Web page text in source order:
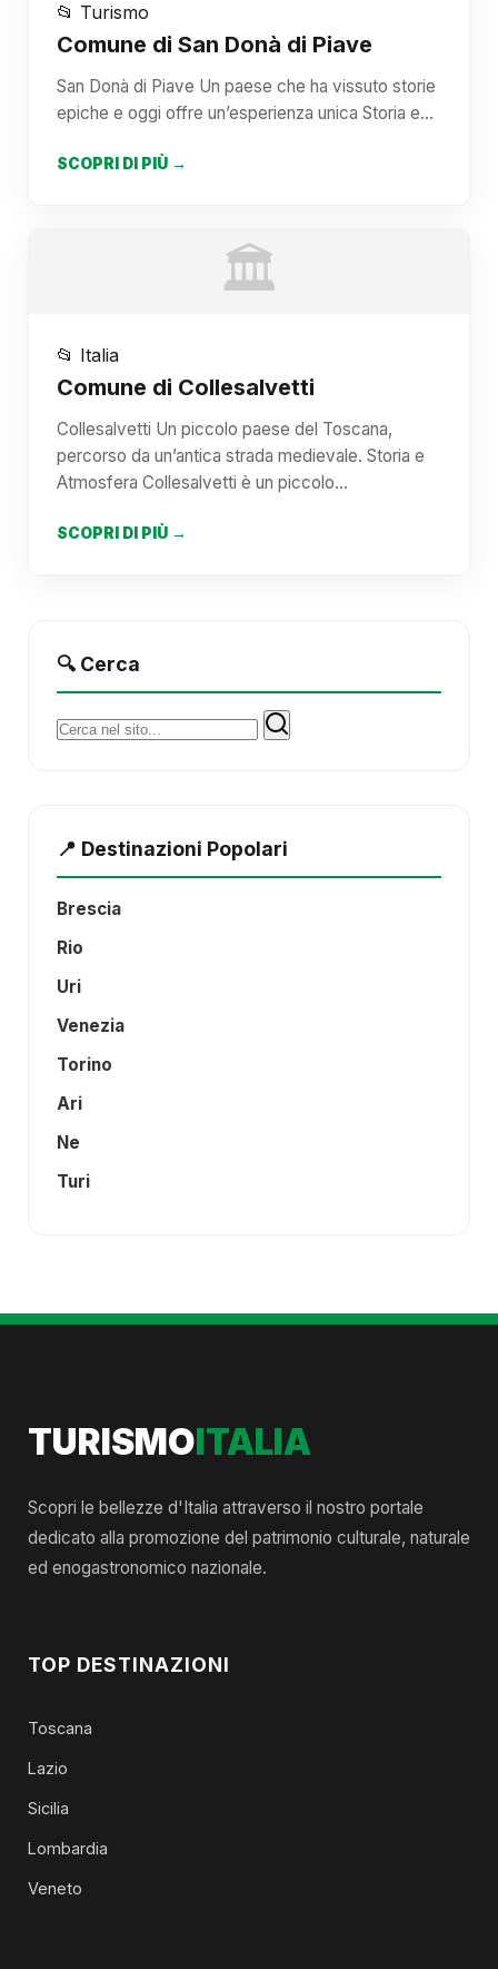
📂 Turismo
Comune di San Donà di Piave
San Donà di Piave Un paese che ha vissuto storie
epiche e oggi offre un’esperienza unica Storia e…
SCOPRI DI PIÙ →
🏛️
📂 Italia
Comune di Collesalvetti
Collesalvetti Un piccolo paese del Toscana,
percorso da un’antica strada medievale. Storia e
Atmosfera Collesalvetti è un piccolo…
SCOPRI DI PIÙ →
🔍 Cerca
Cerca:
📍 Destinazioni Popolari
Brescia
Rio
Uri
Venezia
Torino
Ari
Ne
Turi
TURISMOITALIA
Scopri le bellezze d'Italia attraverso il nostro portale
dedicato alla promozione del patrimonio culturale, naturale
ed enogastronomico nazionale.
TOP DESTINAZIONI
Toscana
Lazio
Sicilia
Lombardia
Veneto